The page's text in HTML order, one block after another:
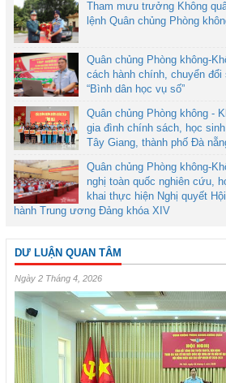
Tham mưu trưởng Không
lệnh Quân chủng Phòng
Quân chủng Phòng không-
cách hành chính, chuyển
“Bình dân học vụ số”
Quân chủng Phòng không -
gia đình chính sách, học
Tây Giang, thành phố Đà
Quân chủng Phòng không-
nghị toàn quốc nghiên cứu,
khai thực hiện Nghị quyết
hành Trung ương Đảng khóa XIV
DƯ LUẬN QUAN TÂM
Ngày 2 Tháng 4, 2026